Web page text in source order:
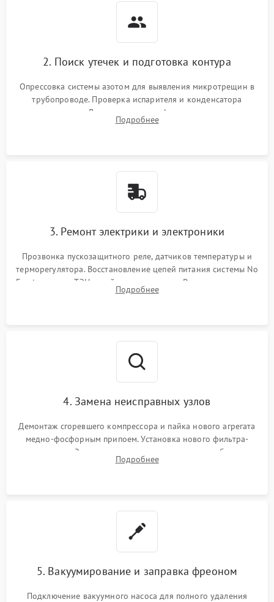
2. Поиск утечек и подготовка контура
Опрессовка системы азотом для выявления микротрещин в
трубопроводе. Проверка испарителя и конденсатора
течеискателем. Демонтаж старого фильтра-осушителя и
продувка капиллярной трубки для устранения засоров.
Подробнее
3. Ремонт электрики и электроники
Прозвонка пускозащитного реле, датчиков температуры и
терморегулятора. Восстановление цепей питания системы No
Frost, включая ТЭН оттайки и вентилятор. Ремонт или замена
платы управления при сбоях алгоритмов.
Подробнее
4. Замена неисправных узлов
Демонтаж сгоревшего компрессора и пайка нового агрегата
медно-фосфорным припоем. Установка нового фильтра-
осушителя. Замена изношенных вентиляторов обдува,
сломанных заслонок или поврежденных дверных петель.
Подробнее
5. Вакуумирование и заправка фреоном
Подключение вакуумного насоса для полного удаления